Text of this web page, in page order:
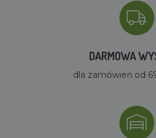
DARMOWA
dla zamówień od